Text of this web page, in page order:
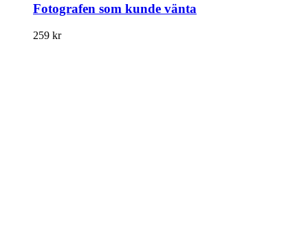
Fotografen som kunde vänta
259 kr